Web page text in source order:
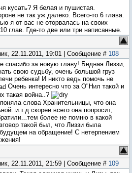
кусать? Я белая и пушистая.
не так уж далеко. Всего-то 6 глава.
я от вас не оторвалась на своих
глав. Где-то две или три написанные.
22.11.2011, 19:01 | Сообщение # 108
спасибо за новую главу! Бедная Лиззи,
свою судьбу, очень большой груз
ребенка! И никто ведь помочь не
Очень интересно что за О"Нил такой и
такая война..?
слова Хранительницы, что она
скорее всего она попросит,
более не помню в какой
такой был, что Лиззи была
на обращение! С нетерпением
22.11.2011, 21:59 | Сообщение # 109